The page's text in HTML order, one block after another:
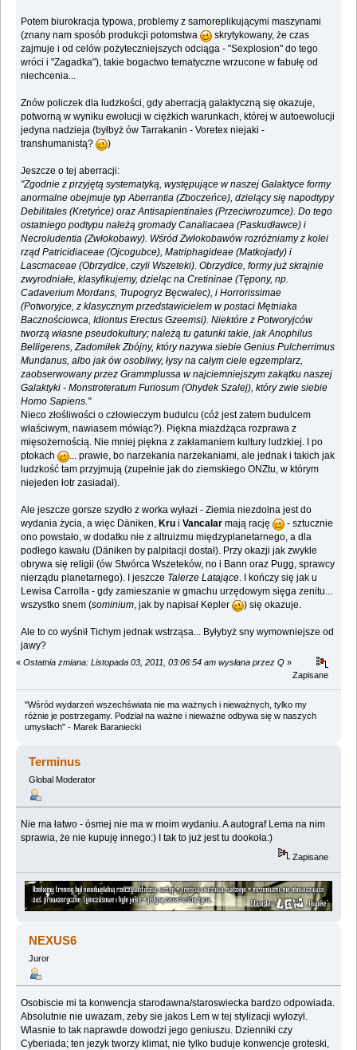
Potem biurokracja typowa, problemy z samoreplikującymi maszynami
(znany nam sposób produkcji potomstwa
skrytykowany, że czas
zajmuje i od celów pożyteczniejszych odciąga - "Sexplosion" do tego
wróci i "Zagadka"), takie bogactwo tematyczne wrzucone w fabułę od
niechcenia...
Znów policzek dla ludzkości, gdy aberracją galaktyczną się okazuje,
potworną w wyniku ewolucji w ciężkich warunkach, której w autoewolucji
jedyna nadzieja (byłbyż ów Tarrakanin - Voretex niejaki -
transhumanistą?
)
Jeszcze o tej aberracji:
"Zgodnie z przyjętą systematyką, występujące w naszej Galaktyce formy
anormalne obejmuje typ Aberrantia (Zboczeńce), dzielący się napodtypy
Debilitales (Kretyńce) oraz Antisapientinales (Przeciwrozumce). Do tego
ostatniego podtypu należą gromady Canaliacaea (Paskudławce) i
Necroludentia (Zwłokobawy). Wśród Zwłokobawów rozróżniamy z kolei
rząd Patricidiaceae (Ojcogubce), Matriphagideae (Matkojady) i
Lascmaceae (Obrzydlce, czyli Wszeteki). Obrzydlce, formy już skrajnie
zwyrodniałe, klasyfikujemy, dzieląc na Cretininae (Tępony, np.
Cadaverium Mordans, Trupogryz Bęcwalec), i Horrorissimae
(Potworyjce, z klasycznym przedstawicielem w postaci Mętniaka
Bacznościowca, Idiontus Erectus Gzeemsi). Niektóre z Potworyjców
tworzą własne pseudokultury; należą tu gatunki takie, jak Anophilus
Belligerens, Zadomiłek Zbójny, który nazywa siebie Genius Pulcherrimus
Mundanus, albo jak ów osobliwy, łysy na całym ciele egzemplarz,
zaobserwowany przez Grammplussa w najciemniejszym zakątku naszej
Galaktyki - Monstroteratum Furiosum (Ohydek Szalej), który zwie siebie
Homo Sapiens."
Nieco złośliwości o człowieczym budulcu (cóż jest zatem budulcem
właściwym, nawiasem mówiąc?). Piękna miażdżąca rozprawa z
mięsożernością. Nie mniej piękna z zakłamaniem kultury ludzkiej. I po
ptokach
... prawie, bo narzekania narzekaniami, ale jednak i takich jak
ludzkość tam przyjmują (zupełnie jak do ziemskiego ONZtu, w którym
niejeden łotr zasiadał).
Ale jeszcze gorsze szydło z worka wyłazi - Ziemia niezdolna jest do
wydania życia, a więc Däniken, Kru iVancalar mają rację
- sztucznie
ono powstało, w dodatku nie z altruizmu międzyplanetarnego, a dla
podłego kawału (Däniken by palpitacji dostał). Przy okazji jak zwykle
obrywa się religii (ów Stwórca Wszeteków, no i Bann oraz Pugg, sprawcy
nierządu planetarnego). I jeszcze Talerze Latające. I kończy się jak u
Lewisa Carrolla - gdy zamieszanie w gmachu urzędowym sięga zenitu...
wszystko snem (sominium, jak by napisał Kepler ) się okazuje.
Ale to co wyśnił Tichym jednak wstrząsa... Byłybyż sny wymowniejsze od
jawy?
« Ostatnia zmiana: Listopada 03, 2011, 03:06:54 am wysłana przez Q »
Zapisane
"Wśród wydarzeń wszechświata nie ma ważnych i nieważnych, tylko my
różnie je postrzegamy. Podział na ważne i nieważne odbywa się w naszych
umysłach" - Marek Baraniecki
Terminus
Global Moderator
Nie ma łatwo - ósmej nie ma w moim wydaniu. A autograf Lema na nim
sprawia, że nie kupuję innego:) I tak to już jest tu dookoła:)
Zapisane
NEXUS6
Juror
Osobiscie mi ta konwencja starodawna/staroswiecka bardzo odpowiada.
Absolutnie nie uwazam, zeby sie jakos Lem w tej stylizacji wylozyl.
Wlasnie to tak naprawde dowodzi jego geniuszu. Dzienniki czy
Cyberiada; ten jezyk tworzy klimat, nie tylko buduje konwencje groteski,